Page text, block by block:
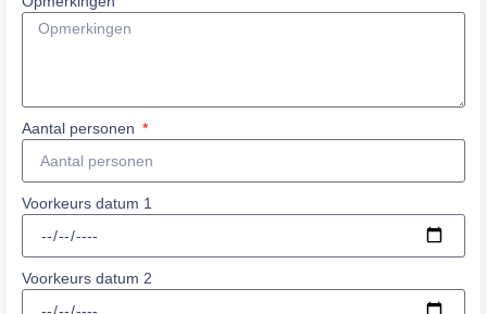
Aantal personen
Voorkeurs datum 1
Voorkeurs datum 2